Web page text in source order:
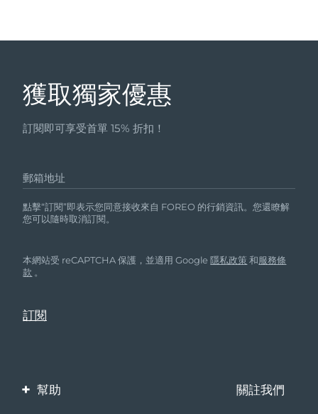
獲取獨家優惠
訂閱即可享受首單 15% 折扣！
郵箱地址
點擊“訂閱”即表示您同意接收來自 FOREO 的行銷資訊。您還瞭解
您可以隨時取消訂閱。
本網站受 reCAPTCHA 保護，並適用 Google隱私政策 和服務條
款 。
幫助 關註我們